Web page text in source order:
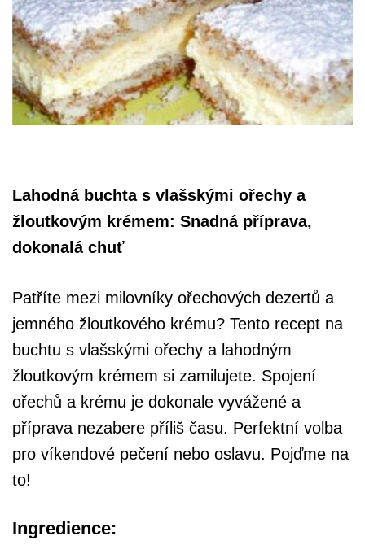
Lahodná buchta s vlašskými ořechy a
žloutkovým krémem: Snadná příprava,
dokonalá chuť
Patříte mezi milovníky ořechových dezertů a
jemného žloutkového krému? Tento recept na
buchtu s vlašskými ořechy a lahodným
žloutkovým krémem si zamilujete. Spojení
ořechů a krému je dokonale vyvážené a
příprava nezabere příliš času. Perfektní volba
pro víkendové pečení nebo oslavu. Pojďme na
to!
Ingredience: